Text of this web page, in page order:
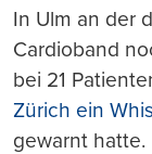
In Ulm an der
Cardioband
bei 21
Zürich ein
gewarnt hatte.